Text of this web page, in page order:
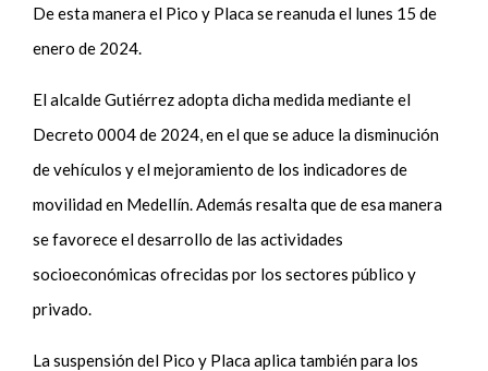
De esta manera el Pico y Placa se reanuda el lunes 15 de
enero de 2024.
El alcalde Gutiérrez adopta dicha medida mediante el
Decreto 0004 de 2024, en el que se aduce la disminución
de vehículos y el mejoramiento de los indicadores de
movilidad en Medellín. Además resalta que de esa manera
se favorece el desarrollo de las actividades
socioeconómicas ofrecidas por los sectores público y
privado.
La suspensión del Pico y Placa aplica también para los